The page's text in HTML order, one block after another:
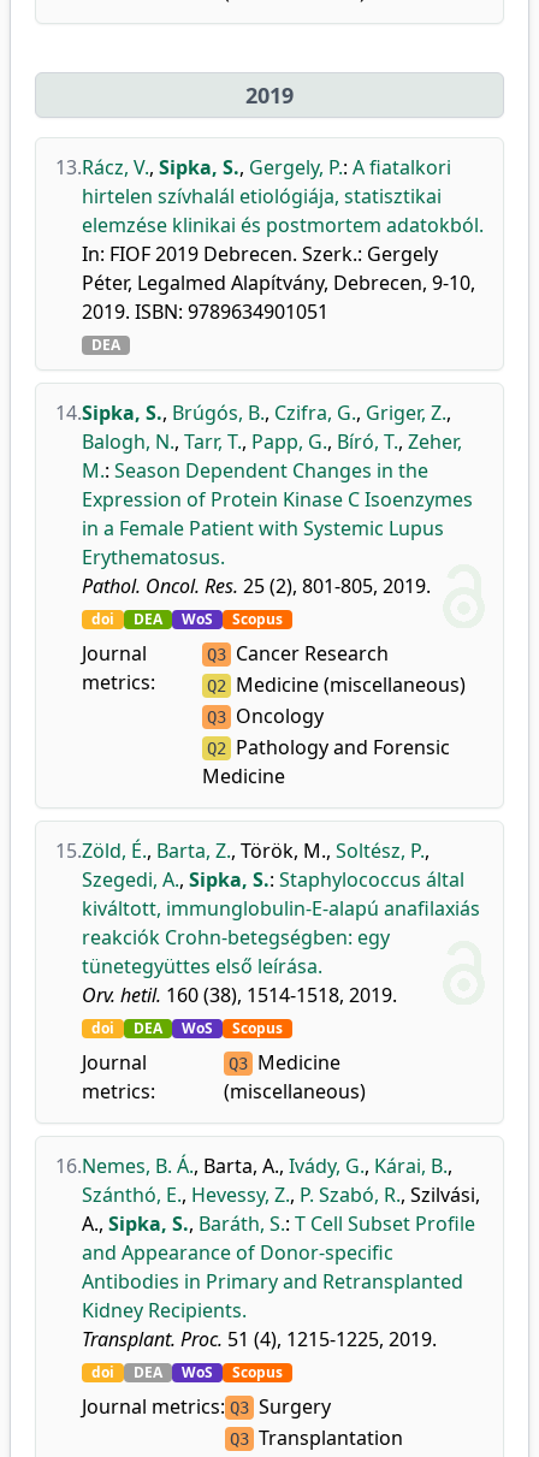
2019
13.Rácz, V., Sipka, S., Gergely, P.: A fiatalkori
hirtelen szívhalál etiológiája, statisztikai
elemzése klinikai és postmortem adatokból.
In: FIOF 2019 Debrecen. Szerk.: Gergely
Péter, Legalmed Alapítvány, Debrecen, 9-10,
2019. ISBN: 9789634901051
DEA
14.Sipka, S., Brúgós, B., Czifra, G., Griger, Z.,
Balogh, N., Tarr, T., Papp, G., Bíró, T., Zeher,
M.: Season Dependent Changes in the
Expression of Protein Kinase C Isoenzymes
in a Female Patient with Systemic Lupus
Erythematosus.
Pathol. Oncol. Res. 25 (2), 801-805, 2019.
doi DEA WoS Scopus
Journal
metrics:
Q3 Cancer Research
Q2 Medicine (miscellaneous)
Q3 Oncology
Q2 Pathology and Forensic
Medicine
15.Zöld, É., Barta, Z., Török, M., Soltész, P.,
Szegedi, A., Sipka, S.: Staphylococcus által
kiváltott, immunglobulin-E-alapú anafilaxiás
reakciók Crohn-betegségben: egy
tünetegyüttes első leírása.
Orv. hetil. 160 (38), 1514-1518, 2019.
doi DEA WoS Scopus
Journal
metrics:
Q3 Medicine
(miscellaneous)
16.Nemes, B. Á., Barta, A., Ivády, G., Kárai, B.,
Szánthó, E., Hevessy, Z., P. Szabó, R., Szilvási,
A., Sipka, S., Baráth, S.: T Cell Subset Profile
and Appearance of Donor-specific
Antibodies in Primary and Retransplanted
Kidney Recipients.
Transplant. Proc. 51 (4), 1215-1225, 2019.
doi DEA WoS Scopus
Journal metrics: Q3 Surgery
Q3 Transplantation